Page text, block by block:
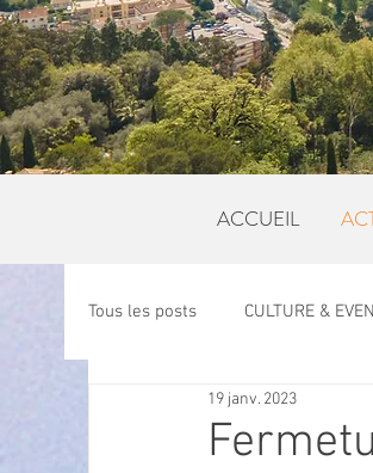
ACCUEIL
Tous les posts CULTURE &
OFFRES D'EMPLOI
19 janv. 2023